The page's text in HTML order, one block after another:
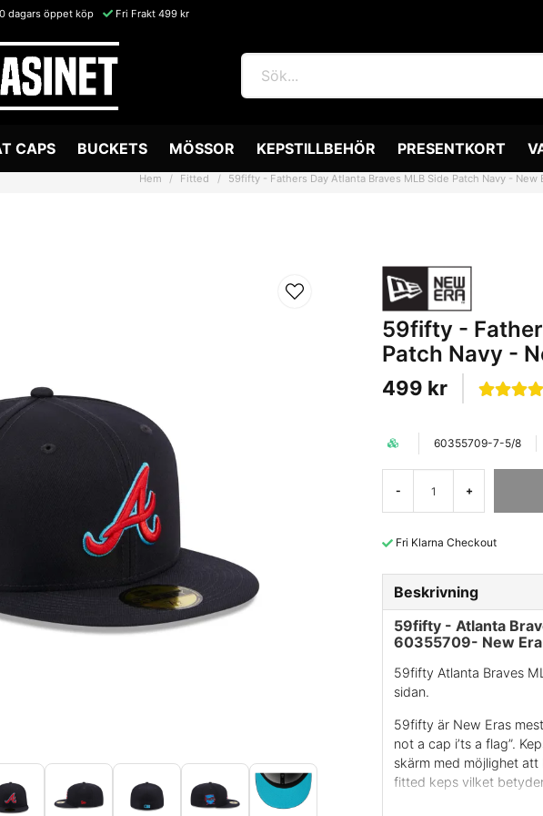
dagars öppet köp Fri Frakt 499 kr
CAPS BUCKETS MÖSSOR KEPSTILLBEHÖR PRESENTKORT
Hem Fitted 59fifty - Fathers Day Atlanta Braves MLB Side Patch Navy - New
59fifty -
Patch Navy -
499 kr
60355709-7-5/8
- +
Fri Klarna Checkout
Beskrivning
59fifty - Atlanta
60355709- New Era
59fifty Atlanta Braves
sidan.
59fifty är New Eras
not a cap i’ts a flag”.
skärm med möjlighet
fitted keps vilket